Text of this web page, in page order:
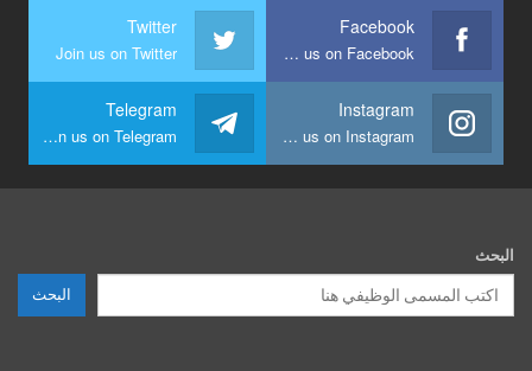
Facebook
Join us on Facebook
Twitter
Join us on Twitter
Instagram
Join us on Instagram
Telegram
Join us on Telegram
البحث
البحث